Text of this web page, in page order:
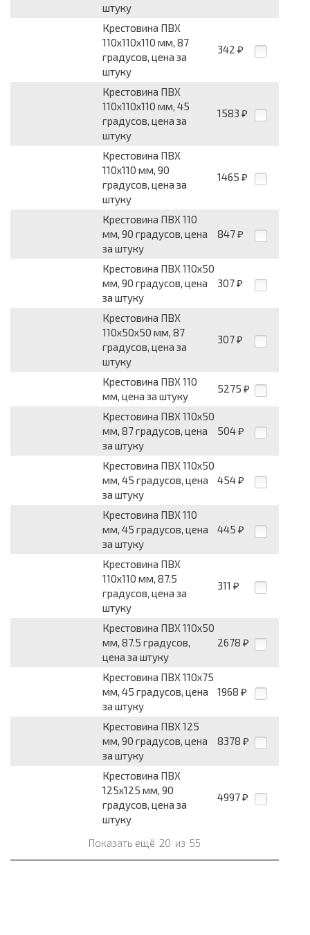
штуку
Крестовина ПВХ
110х110х110 мм, 87
градусов, цена за
штуку
342 ₽
Крестовина ПВХ
110х110х110 мм, 45
градусов, цена за
штуку
1583 ₽
Крестовина ПВХ
110х110 мм, 90
градусов, цена за
штуку
1465 ₽
Крестовина ПВХ 110
мм, 90 градусов, цена
за штуку
847 ₽
Крестовина ПВХ 110х50
мм, 90 градусов, цена
за штуку
307 ₽
Крестовина ПВХ
110х50х50 мм, 87
градусов, цена за
штуку
307 ₽
Крестовина ПВХ 110
мм, цена за штуку
5275 ₽
Крестовина ПВХ 110х50
мм, 87 градусов, цена
за штуку
504 ₽
Крестовина ПВХ 110х50
мм, 45 градусов, цена
за штуку
454 ₽
Крестовина ПВХ 110
мм, 45 градусов, цена
за штуку
445 ₽
Крестовина ПВХ
110х110 мм, 87.5
градусов, цена за
штуку
311 ₽
Крестовина ПВХ 110х50
мм, 87.5 градусов,
цена за штуку
2678 ₽
Крестовина ПВХ 110х75
мм, 45 градусов, цена
за штуку
1968 ₽
Крестовина ПВХ 125
мм, 90 градусов, цена
за штуку
8378 ₽
Крестовина ПВХ
125х125 мм, 90
градусов, цена за
штуку
4997 ₽
Показать ещё 20 из 55